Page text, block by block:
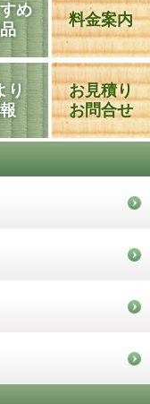
め
料金案内
り
お見積り
お問合せ